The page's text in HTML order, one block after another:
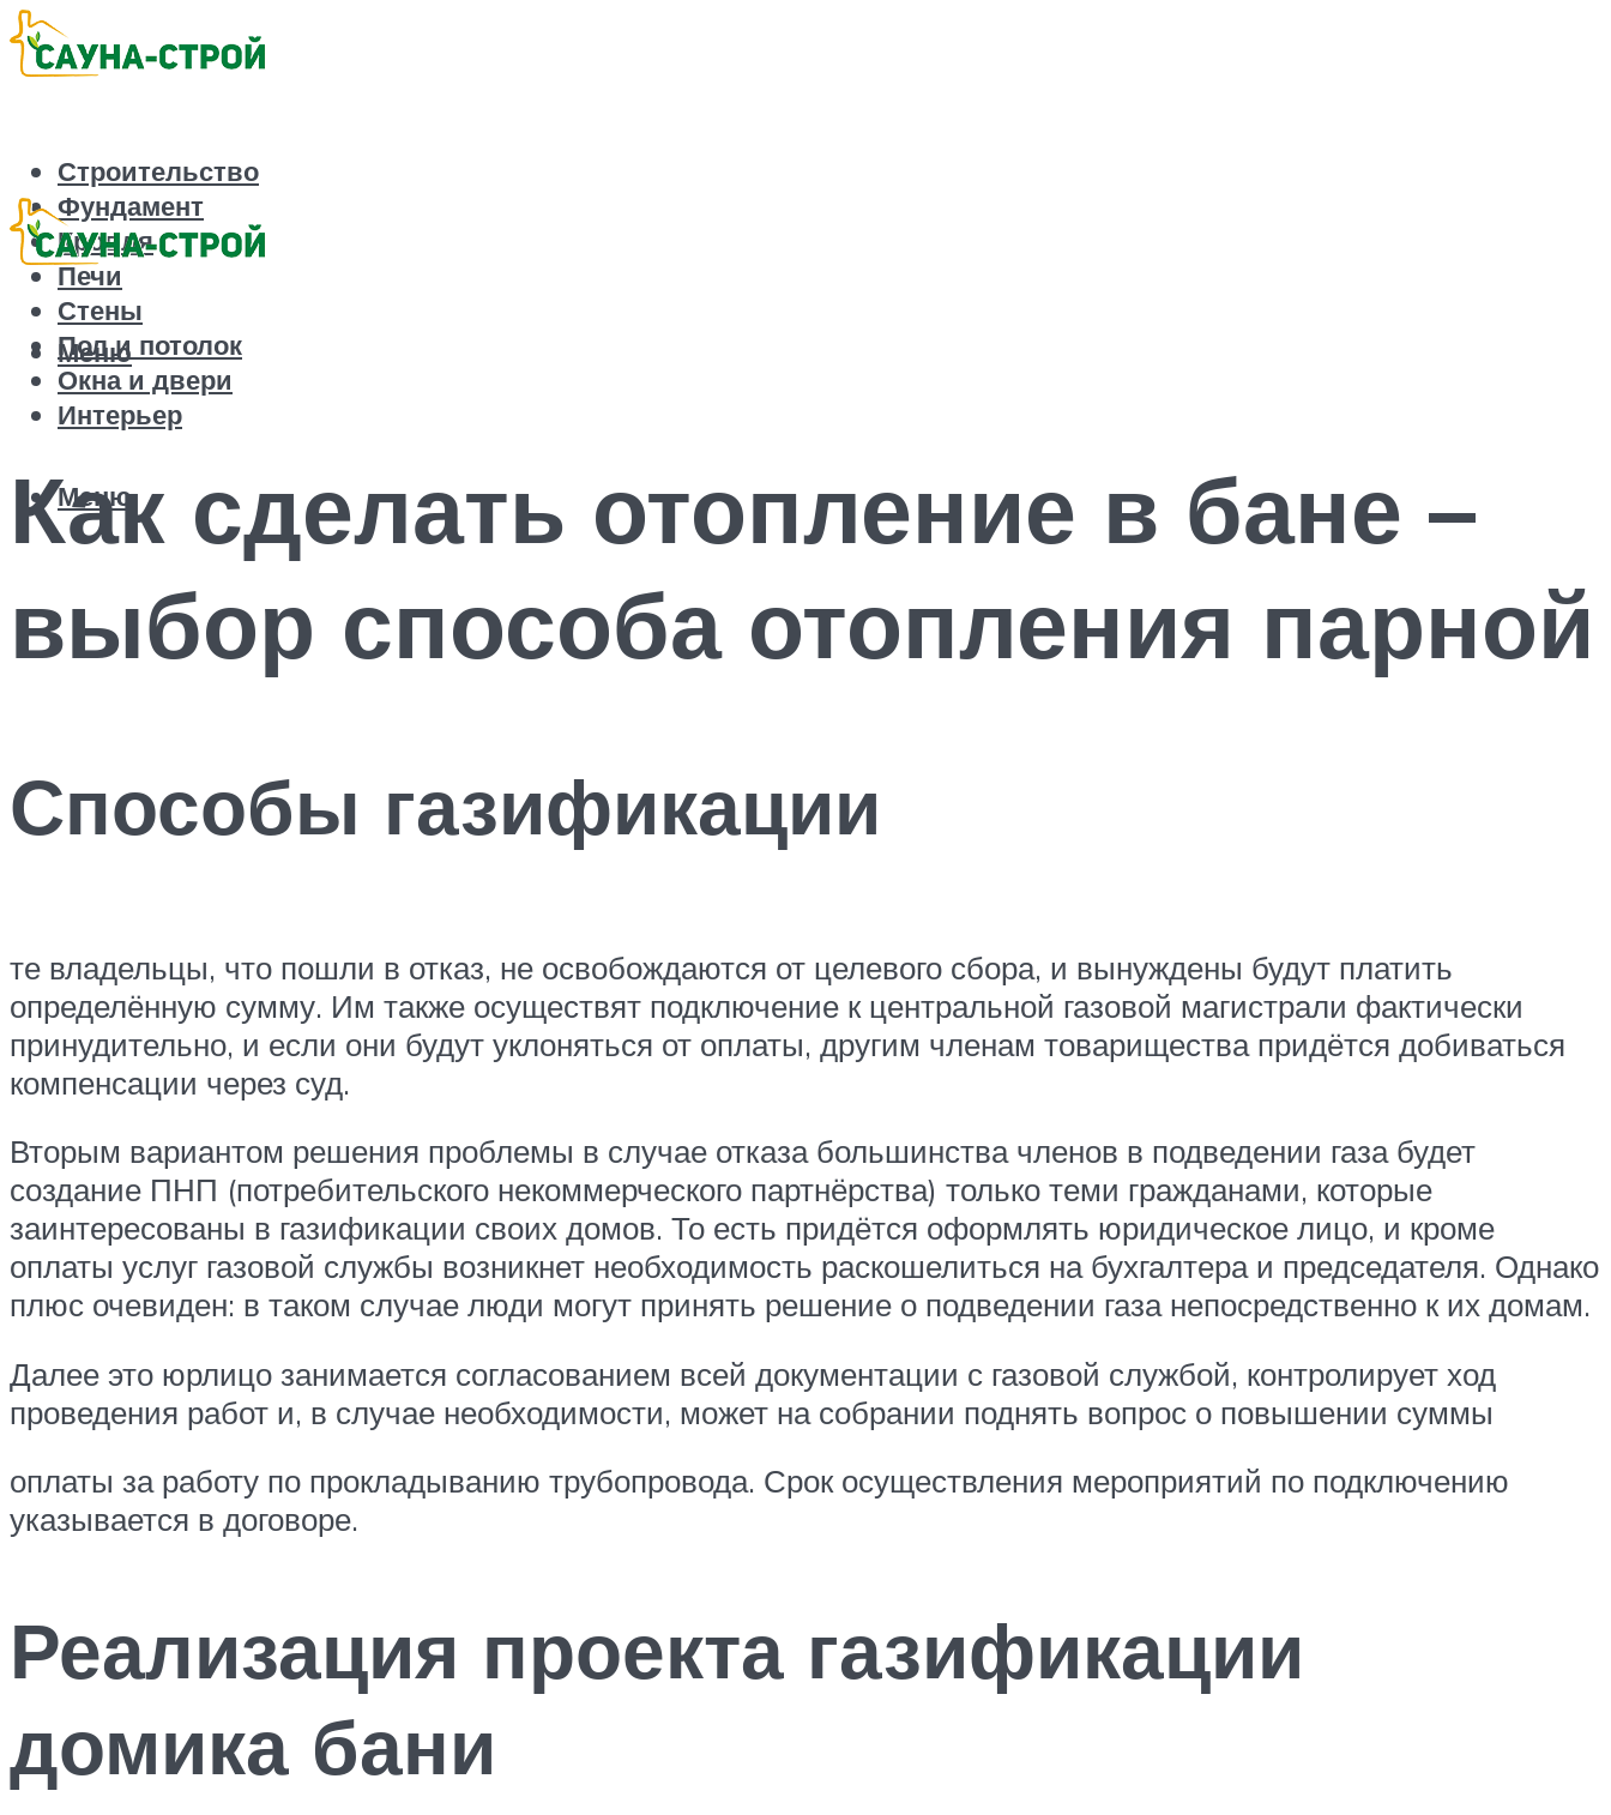
Строительство
Фундамент
Кровля
Печи
Стены
Пол и потолок
Окна и двери
Интерьер
Меню
Меню
Как сделать отопление в бане –
выбор способа отопления парной
Способы газификации
те владельцы, что пошли в отказ, не освобождаются от целевого сбора, и вынуждены будут платить
определённую сумму. Им также осуществят подключение к центральной газовой магистрали фактически
принудительно, и если они будут уклоняться от оплаты, другим членам товарищества придётся добиваться
компенсации через суд.
Вторым вариантом решения проблемы в случае отказа большинства членов в подведении газа будет
создание ПНП (потребительского некоммерческого партнёрства) только теми гражданами, которые
заинтересованы в газификации своих домов. То есть придётся оформлять юридическое лицо, и кроме
оплаты услуг газовой службы возникнет необходимость раскошелиться на бухгалтера и председателя. Однако
плюс очевиден: в таком случае люди могут принять решение о подведении газа непосредственно к их домам.
Далее это юрлицо занимается согласованием всей документации с газовой службой, контролирует ход
проведения работ и, в случае необходимости, может на собрании поднять вопрос о повышении суммы
оплаты за работу по прокладыванию трубопровода. Срок осуществления мероприятий по подключению
указывается в договоре.
Реализация проекта газификации
домика бани